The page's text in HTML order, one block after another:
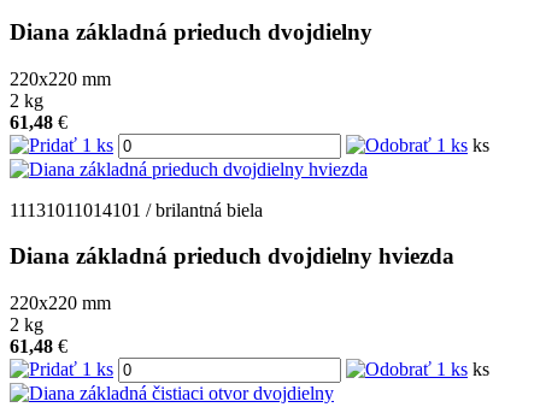
Diana základná prieduch dvojdielny
220x220 mm
2 kg
61,48 €
ks
11131011014101 / brilantná biela
Diana základná prieduch dvojdielny hviezda
220x220 mm
2 kg
61,48 €
ks